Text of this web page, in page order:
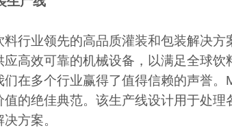
行业领先的高品质灌装和包装解决
高效可靠的机械设备，以满足全球
在多个行业赢得了值得信赖的声誉。
值的绝佳典范。该生产线设计用于处
方案。